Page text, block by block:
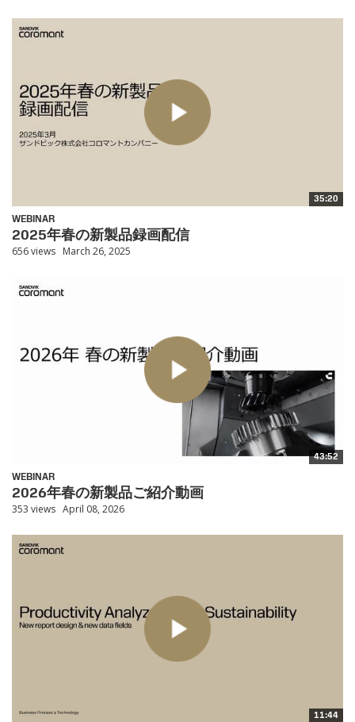
35:20
WEBINAR
2025年春の新製品録画配信
656 views March 26, 2025
43:52
WEBINAR
2026年春の新製品ご紹介動画
353 views April 08, 2026
11:44